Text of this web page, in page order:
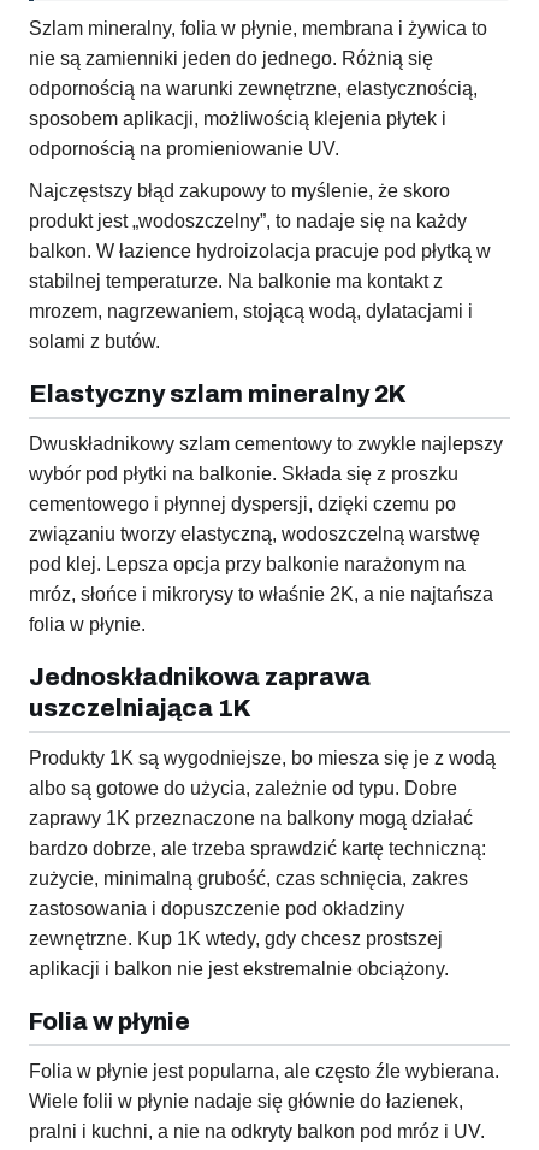
Szlam mineralny, folia w płynie, membrana i żywica to
nie są zamienniki jeden do jednego. Różnią się
odpornością na warunki zewnętrzne, elastycznością,
sposobem aplikacji, możliwością klejenia płytek i
odpornością na promieniowanie UV.
Najczęstszy błąd zakupowy to myślenie, że skoro
produkt jest „wodoszczelny”, to nadaje się na każdy
balkon. W łazience hydroizolacja pracuje pod płytką w
stabilnej temperaturze. Na balkonie ma kontakt z
mrozem, nagrzewaniem, stojącą wodą, dylatacjami i
solami z butów.
Elastyczny szlam mineralny 2K
Dwuskładnikowy szlam cementowy to zwykle najlepszy
wybór pod płytki na balkonie. Składa się z proszku
cementowego i płynnej dyspersji, dzięki czemu po
związaniu tworzy elastyczną, wodoszczelną warstwę
pod klej. Lepsza opcja przy balkonie narażonym na
mróz, słońce i mikrorysy to właśnie 2K, a nie najtańsza
folia w płynie.
Jednoskładnikowa zaprawa
uszczelniająca 1K
Produkty 1K są wygodniejsze, bo miesza się je z wodą
albo są gotowe do użycia, zależnie od typu. Dobre
zaprawy 1K przeznaczone na balkony mogą działać
bardzo dobrze, ale trzeba sprawdzić kartę techniczną:
zużycie, minimalną grubość, czas schnięcia, zakres
zastosowania i dopuszczenie pod okładziny
zewnętrzne. Kup 1K wtedy, gdy chcesz prostszej
aplikacji i balkon nie jest ekstremalnie obciążony.
Folia w płynie
Folia w płynie jest popularna, ale często źle wybierana.
Wiele folii w płynie nadaje się głównie do łazienek,
pralni i kuchni, a nie na odkryty balkon pod mróz i UV.